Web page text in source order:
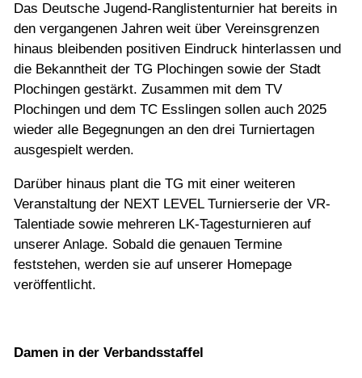
Das Deutsche Jugend-Ranglistenturnier hat bereits in
den vergangenen Jahren weit über Vereinsgrenzen
hinaus bleibenden positiven Eindruck hinterlassen und
die Bekanntheit der TG Plochingen sowie der Stadt
Plochingen gestärkt. Zusammen mit dem TV
Plochingen und dem TC Esslingen sollen auch 2025
wieder alle Begegnungen an den drei Turniertagen
ausgespielt werden.
Darüber hinaus plant die TG mit einer weiteren
Veranstaltung der NEXT LEVEL Turnierserie der VR-
Talentiade sowie mehreren LK-Tagesturnieren auf
unserer Anlage. Sobald die genauen Termine
feststehen, werden sie auf unserer Homepage
veröffentlicht.
Damen in der Verbandsstaffel